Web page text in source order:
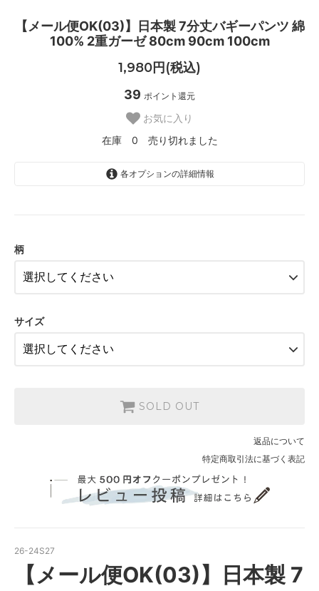
【メール便OK(03)】日本製 7分丈バギーパンツ 綿
100% 2重ガーゼ 80cm 90cm 100cm
1,980円(税込)
39 ポイント還元
お気に入り
在庫 0 売り切れました
各オプションの詳細情報
ギンガムチェック柄【__S-BR__】
SOLD OUT
在庫 0 売り切れました
柄
サイズ
SOLD OUT
返品について
特定商取引法に基づく表記
26-24S27
【メール便OK(03)】日本製 7